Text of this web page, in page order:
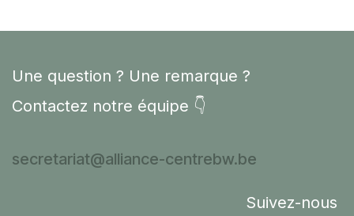
Une question ? Une remarque ?
Contactez notre équipe 👇
secretariat@alliance-centrebw.be
Suivez-nous